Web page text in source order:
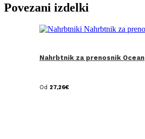
Povezani izdelki
Nahrbtnik za prenosnik Ocean
Od 27,26€